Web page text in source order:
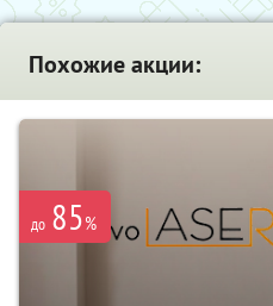
Похожие акции:
до 85%